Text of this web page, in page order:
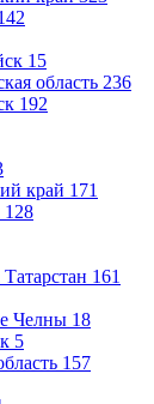
15
область 236
192
край 171
128
161
Челны 18
5
157